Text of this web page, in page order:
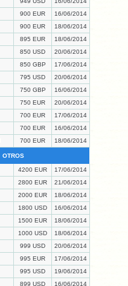
900 EUR
16/06/2014
900 EUR
18/06/2014
895 EUR
18/06/2014
850 USD
20/06/2014
850 GBP
17/06/2014
795 USD
20/06/2014
750 GBP
16/06/2014
750 EUR
20/06/2014
700 EUR
17/06/2014
700 EUR
16/06/2014
700 EUR 18/06/2014
OTROS
4200 EUR
17/06/2014
2800 EUR
21/06/2014
2000 EUR
18/06/2014
1800 USD
16/06/2014
1500 EUR
18/06/2014
1000 USD
18/06/2014
999 USD
20/06/2014
995 EUR
17/06/2014
995 USD
19/06/2014
899 USD 16/06/2014